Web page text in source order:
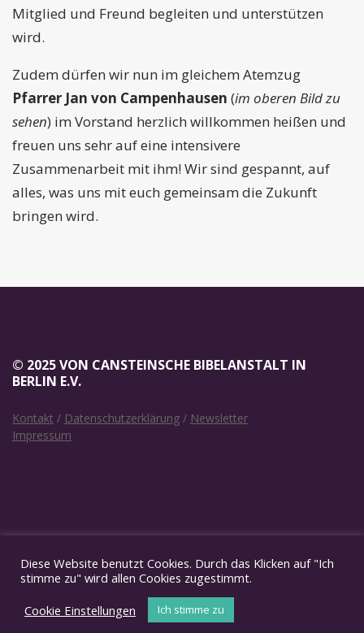
Mitglied und Freund begleiten und unterstützen
wird.
Zudem dürfen wir nun im gleichem Atemzug
Pfarrer Jan von Campenhausen (im oberen Bild zu
sehen) im Vorstand herzlich willkommen heißen und
freuen uns sehr auf eine intensivere
Zusammenarbeit mit ihm! Wir sind gespannt, auf
alles, was uns mit euch gemeinsam die Zukunft
bringen wird.
© 2025 VON CANSTEINSCHE BIBELANSTALT IN
BERLIN E.V.
Kontakt / Datenschutzerklärung / Newsletter
Impressum
Diese Website benutzt Cookies. Durch das Klicken auf "Ich
stimme zu" wird allen Cookies zugestimmt.
Cookie Einstellungen
Ich stimme zu